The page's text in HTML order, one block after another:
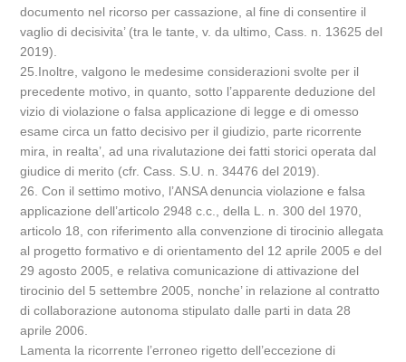
documento nel ricorso per cassazione, al fine di consentire il
vaglio di decisivita’ (tra le tante, v. da ultimo, Cass. n. 13625 del
2019).
25.Inoltre, valgono le medesime considerazioni svolte per il
precedente motivo, in quanto, sotto l’apparente deduzione del
vizio di violazione o falsa applicazione di legge e di omesso
esame circa un fatto decisivo per il giudizio, parte ricorrente
mira, in realta’, ad una rivalutazione dei fatti storici operata dal
giudice di merito (cfr. Cass. S.U. n. 34476 del 2019).
26. Con il settimo motivo, l’ANSA denuncia violazione e falsa
applicazione dell’articolo 2948 c.c., della L. n. 300 del 1970,
articolo 18, con riferimento alla convenzione di tirocinio allegata
al progetto formativo e di orientamento del 12 aprile 2005 e del
29 agosto 2005, e relativa comunicazione di attivazione del
tirocinio del 5 settembre 2005, nonche’ in relazione al contratto
di collaborazione autonoma stipulato dalle parti in data 28
aprile 2006.
Lamenta la ricorrente l’erroneo rigetto dell’eccezione di